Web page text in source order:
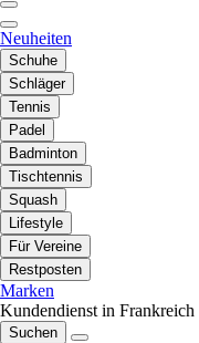
Neuheiten
Schuhe
Schläger
Tennis
Padel
Badminton
Tischtennis
Squash
Lifestyle
Für Vereine
Restposten
Marken
Kundendienst in Frankreich
Suchen